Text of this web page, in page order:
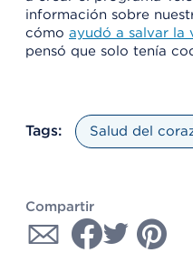
información sobre
cómo ayudó a salvar la
pensó que solo tenía
Tags: Salud del
Compartir